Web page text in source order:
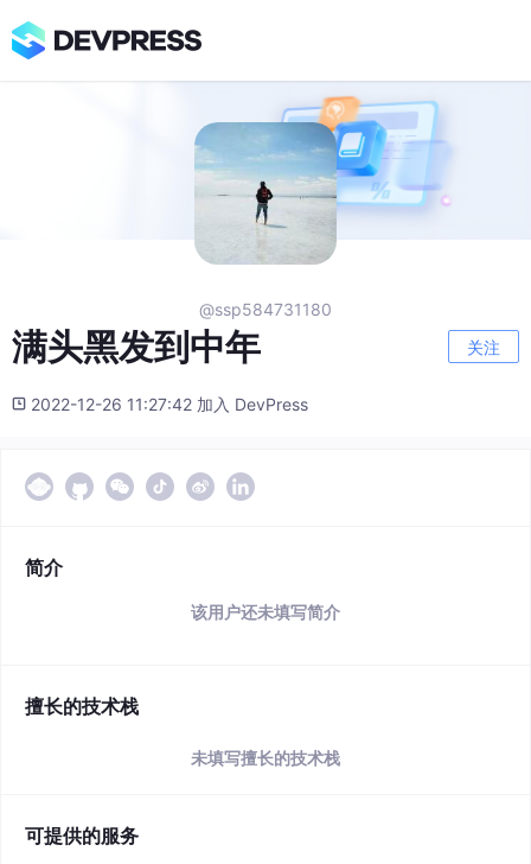
@ssp584731180
满头黑发到中年 关注
2022-12-26 11:27:42 加入 DevPress
简介
该用户还未填写简介
擅长的技术栈
未填写擅长的技术栈
可提供的服务